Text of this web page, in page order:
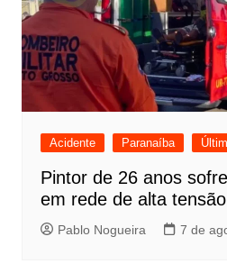
Acidente Paranaíba
Pintor de 26 anos
em rede de alta
Pablo Nogueira 7 de